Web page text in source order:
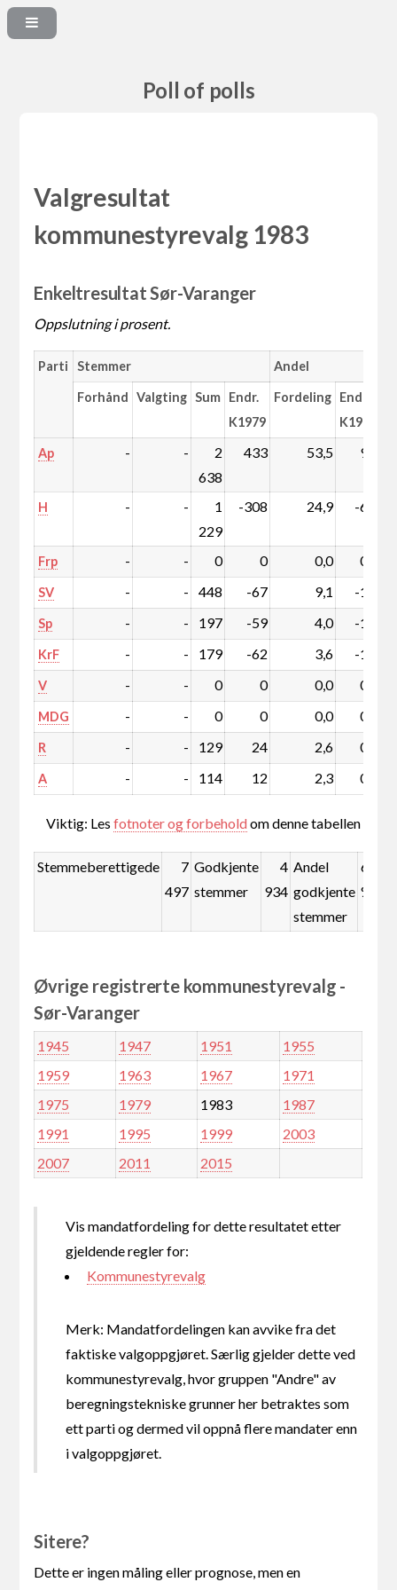
Poll of polls
Valgresultat
kommunestyrevalg 1983
Enkeltresultat Sør-Varanger
Oppslutning i prosent.
Parti Stemmer Andel
Forhånd Valgting Sum Endr.
K1979
Fordeling Endr.
K1979
Ap - -
2
638
433 53,5 9,0
H - -
1
229
-308 24,9 -6,1
Frp - - 0 0 0,0 0,0
SV - - 448 -67 9,1 -1,3
Sp - - 197 -59 4,0 -1,2
KrF - - 179 -62 3,6 -1,2
V - - 0 0 0,0 0,0
MDG - - 0 0 0,0 0,0
R - - 129 24 2,6 0,5
A - - 114 12 2,3 0,3
Viktig: Lesfotnoter og forbeholdom denne tabellen
Stemmeberettigede
7
497
Godkjente
stemmer
4
934
Andel
godkjente
stemmer
65,8
%
Øvrige registrerte kommunestyrevalg -
Sør-Varanger
1945 1947 1951
1955
1959
1963 1967
1971
1975
1979 1983
1987
1991
1995 1999
2003
2007
2011 2015
Vis mandatfordeling for dette resultatet etter
gjeldende regler for:
Kommunestyrevalg
Merk: Mandatfordelingen kan avvike fra det
faktiske valgoppgjøret. Særlig gjelder dette ved
kommunestyrevalg, hvor gruppen "Andre" av
beregningstekniske grunner her betraktes som
ett parti og dermed vil oppnå flere mandater enn
i valgoppgjøret.
Sitere?
Dette er ingen måling eller prognose, men en